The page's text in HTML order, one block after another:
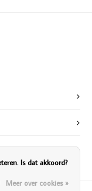
Is dat akkoord?
Meer over cookies »